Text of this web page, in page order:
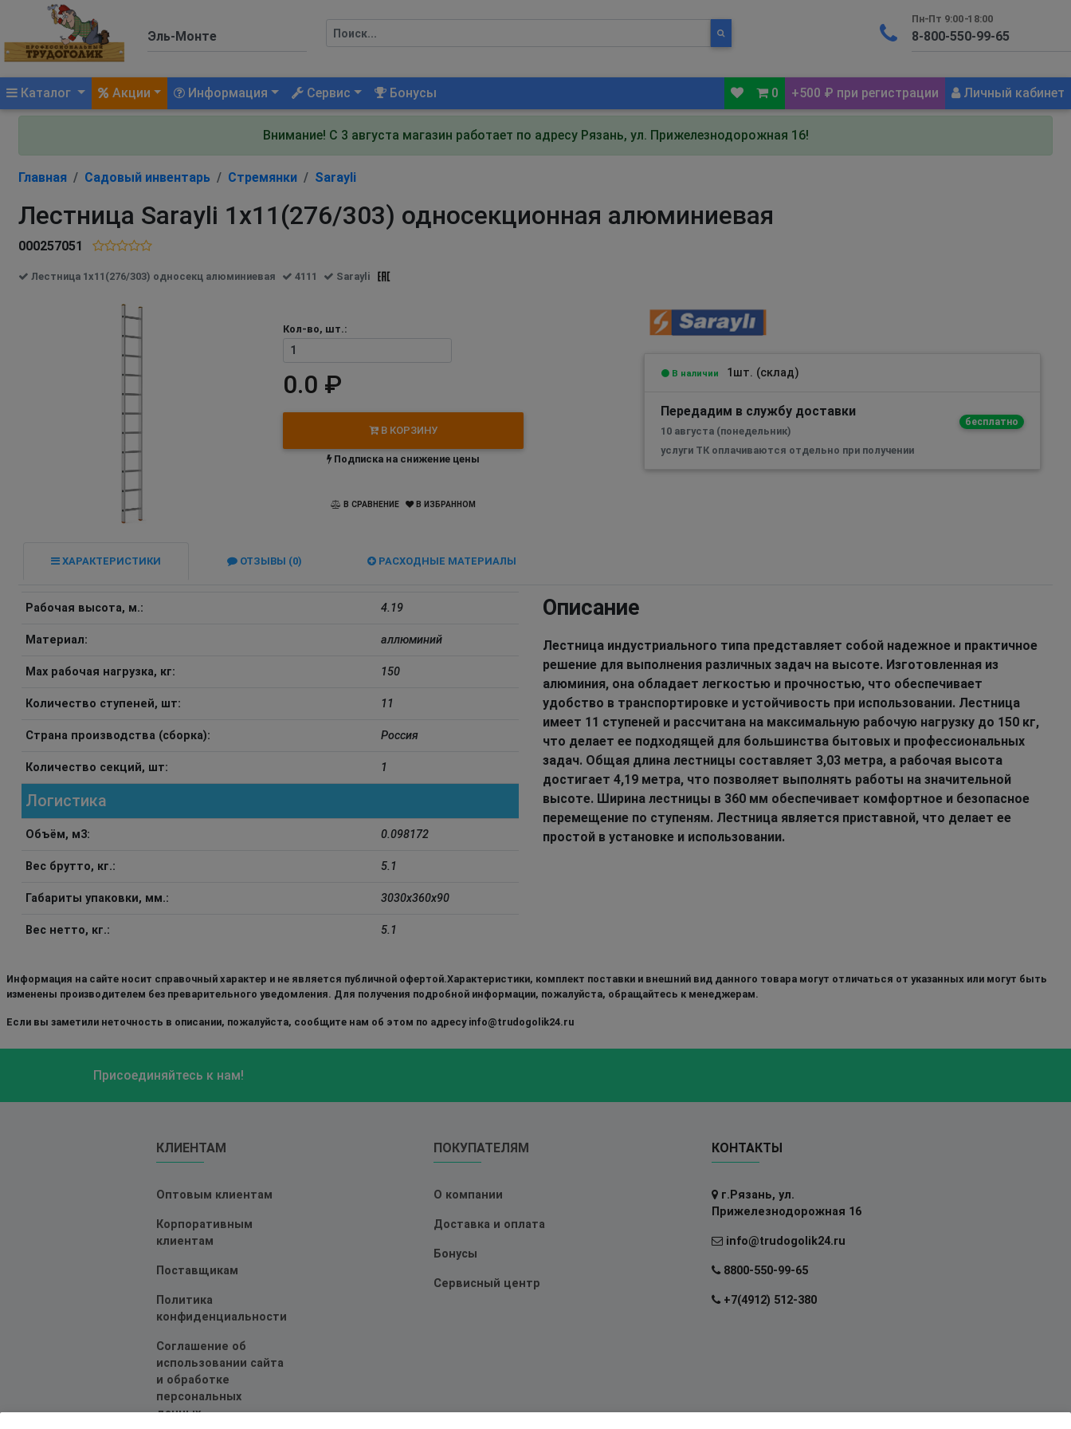
Пн-Пт 9:00-18:00
Каталог (current)Акции Информация Сервис Бонусы 0 +500 ₽ при регистрации Личный кабинет
Внимание! С 3 августа магазин работает по адресу Рязань, ул. Прижелезнодорожная 16!
Главная Садовый инвентарь Стремянки Sarayli
Лестница Sarayli 1х11(276/303) односекционная алюминиевая
000257051
Лестница 1х11(276/303) односекц алюминиевая 4111 Sarayli
Кол-во, шт.:
0.0 ₽
В КОРЗИНУ
Подписка на снижение цены
В СРАВНЕНИЕ В ИЗБРАННОМ
В наличии 1шт. (склад)
Передадим в службу доставки
бесплатно
10 августа (понедельник)
услуги ТК оплачиваются отдельно при получении
ХАРАКТЕРИСТИКИ ОТЗЫВЫ (0) РАСХОДНЫЕ МАТЕРИАЛЫ
Рабочая высота, м.: 4.19
Материал: аллюминий
Max рабочая нагрузка, кг: 150
Количество ступеней, шт: 11
Страна производства (сборка): Россия
Количество секций, шт: 1
Логистика
Объём, м3: 0.098172
Вес брутто, кг.: 5.1
Габариты упаковки, мм.: 3030x360x90
Вес нетто, кг.: 5.1
Описание
Лестница индустриального типа представляет собой надежное и практичное
решение для выполнения различных задач на высоте. Изготовленная из
алюминия, она обладает легкостью и прочностью, что обеспечивает
удобство в транспортировке и устойчивость при использовании. Лестница
имеет 11 ступеней и рассчитана на максимальную рабочую нагрузку до 150 кг,
что делает ее подходящей для большинства бытовых и профессиональных
задач. Общая длина лестницы составляет 3,03 метра, а рабочая высота
достигает 4,19 метра, что позволяет выполнять работы на значительной
высоте. Ширина лестницы в 360 мм обеспечивает комфортное и безопасное
перемещение по ступеням. Лестница является приставной, что делает ее
простой в установке и использовании.
Информация на сайте носит справочный характер и не является публичной офертой.Характеристики, комплект поставки и внешний вид данного товара могут отличаться от указанных или могут быть
изменены производителем без преварительного уведомления. Для получения подробной информации, пожалуйста, обращайтесь к менеджерам.
Если вы заметили неточность в описании, пожалуйста, сообщите нам об этом по адресу info@trudogolik24.ru
Присоединяйтесь к нам!
КЛИЕНТАМ
Оптовым клиентам
Корпоративным
клиентам
Поставщикам
Политика
конфиденциальности
Соглашение об
использовании сайта
и обработке
персональных
данных
ПОКУПАТЕЛЯМ
О компании
Доставка и оплата
Бонусы
Сервисный центр
КОНТАКТЫ
г.Рязань, ул.
Прижелезнодорожная 16
info@trudogolik24.ru
8800-550-99-65
+7(4912) 512-380